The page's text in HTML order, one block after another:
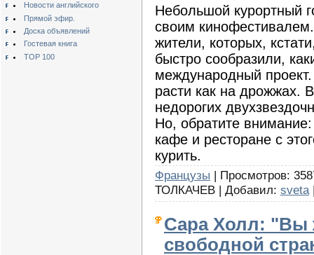
Новости английского
Прямой эфир.
Доска объявлений
Гостевая книга
TOP 100
Небольшой курортный
своим
жители, которых,
быстро сообразили,
международный проект.
расти как на дрожжах.
недорогих
Но, обратите
кафе и ресторане с
курить.
Французы | Просмотров:
ТОЛКАЧЕВ | Добавил: sveta
Сара Холл: "Вы
свободной